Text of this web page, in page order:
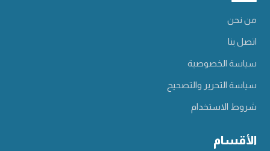
من نحن
اتصل بنا
سياسة الخصوصية
سياسة التحرير والتصحيح
شروط الاستخدام
الأقسام